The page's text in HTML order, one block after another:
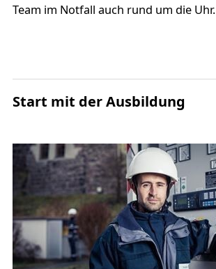
Team im Notfall auch rund um die Uhr.
Start mit der Ausbildung